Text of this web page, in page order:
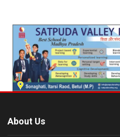
About Us